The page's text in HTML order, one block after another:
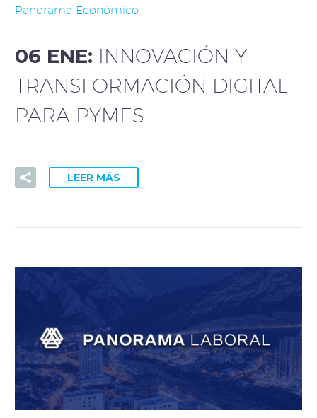
Panorama Económico
06 ENE: INNOVACIÓN Y
TRANSFORMACIÓN DIGITAL
PARA PYMES
LEER MÁS